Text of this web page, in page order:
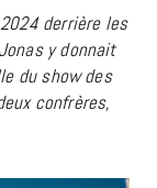
derrière les
y donnait
du show des
confrères,